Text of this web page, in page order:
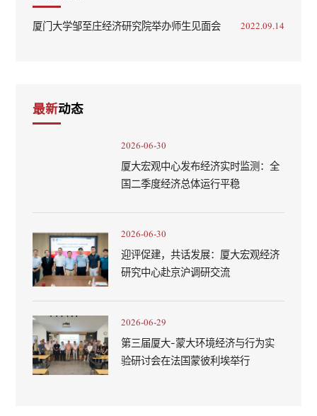
厦门大学邹至庄经济研究院举办师生见面会 2022.09.14
最新动态
2026-06-30
厦大宏观中心发布经济实时监测：全
国二季度经济总体运行平稳
2026-06-30
迎评促建，共话发展：厦大宏观经济
研究中心赴京沪调研交流
2026-06-29
第三届厦大-蒙大环境经济与行为实
验研讨会在法国蒙彼利埃举行